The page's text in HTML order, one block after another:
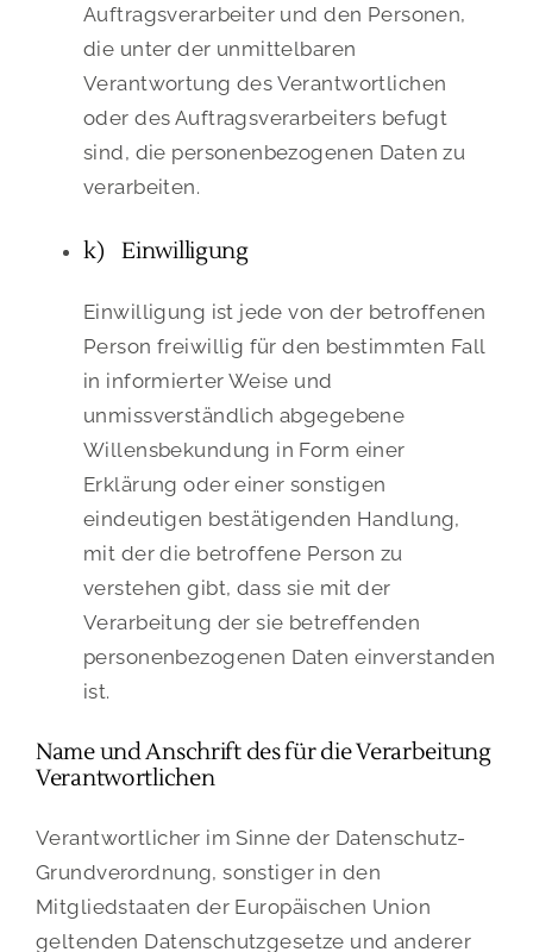
Auftragsverarbeiter und den Personen,
die unter der unmittelbaren
Verantwortung des Verantwortlichen
oder des Auftragsverarbeiters befugt
sind, die personenbezogenen Daten zu
verarbeiten.
k) Einwilligung
Einwilligung ist jede von der betroffenen
Person freiwillig für den bestimmten Fall
in informierter Weise und
unmissverständlich abgegebene
Willensbekundung in Form einer
Erklärung oder einer sonstigen
eindeutigen bestätigenden Handlung,
mit der die betroffene Person zu
verstehen gibt, dass sie mit der
Verarbeitung der sie betreffenden
personenbezogenen Daten einverstanden
ist.
Name und Anschrift des für die Verarbeitung
Verantwortlichen
Verantwortlicher im Sinne der Datenschutz-
Grundverordnung, sonstiger in den
Mitgliedstaaten der Europäischen Union
geltenden Datenschutzgesetze und anderer